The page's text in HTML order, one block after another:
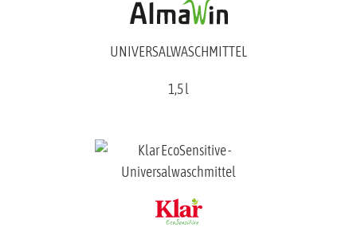
UNIVERSALWASCHMITTEL
1,5 l